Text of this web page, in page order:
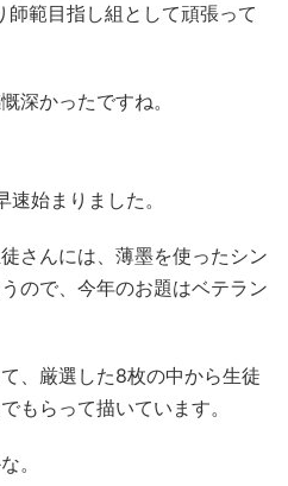
師範目指し組として頑張って
深かったですね。
速始まりました。
さんには、薄墨を使ったシン
ので、今年のお題はベテラン
、厳選した8枚の中から生徒
もらって描いています。
。